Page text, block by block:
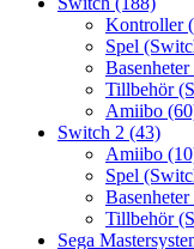
Kontroller
Spel
Tillbehör
Amiibo
Switch 2 (43)
Amiibo
Spel
Tillbehör
Sega